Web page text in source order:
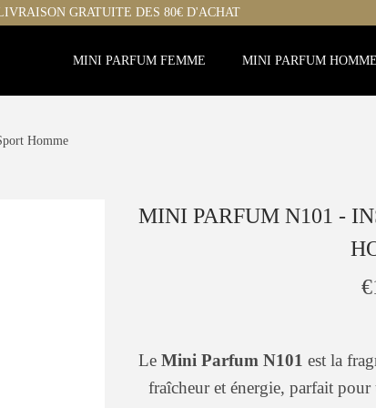
GRATUITE DES 80€ D'ACHAT
MINI PARFUM FEMME MINI PARFUM HOMME
Homme
MINI PARFUM N101 -
€
Le Mini Parfum N101 est la
fraîcheur et énergie, parfait